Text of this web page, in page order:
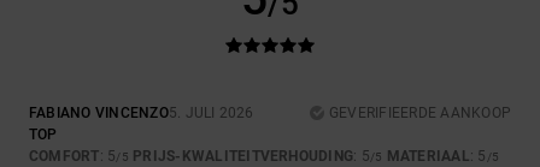
FABIANO VINCENZO5. JULI 2026
GEVERIFIEERDE AANKOOP
TOP
COMFORT: 5/5 PRIJS-KWALITEITVERHOUDING: 5/5 MATERIAAL: 5 /5